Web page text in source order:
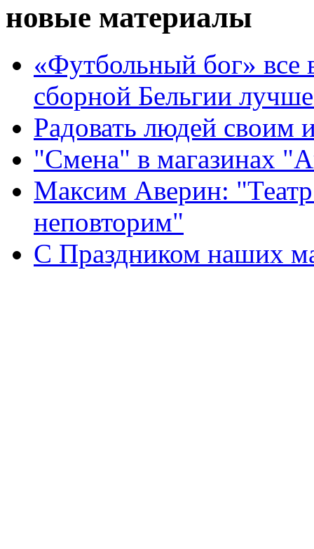
новые материалы
«Футбольный бог» все
сборной Бельгии
Радовать людей своим
"Смена" в магазинах
Максим Аверин:
неповторим"
С Праздником наших